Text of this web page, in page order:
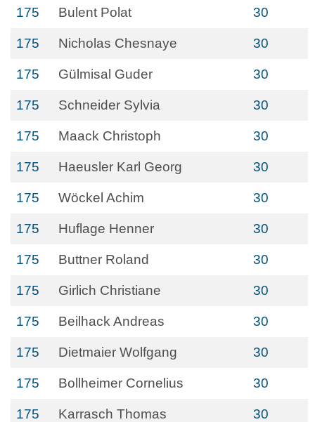
175 Bulent Polat 30
175 Nicholas Chesnaye 30
175 Gülmisal Guder 30
175 Schneider Sylvia 30
175 Maack Christoph 30
175 Haeusler Karl Georg 30
175 Wöckel Achim 30
175 Huflage Henner 30
175 Buttner Roland 30
175 Girlich Christiane 30
175 Beilhack Andreas 30
175 Dietmaier Wolfgang 30
175 Bollheimer Cornelius 30
175 Karrasch Thomas 30